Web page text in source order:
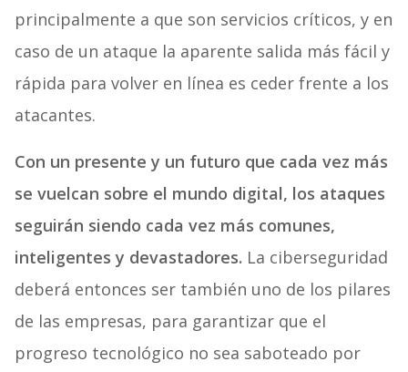
principalmente a que son servicios críticos, y en
caso de un ataque la aparente salida más fácil y
rápida para volver en línea es ceder frente a los
atacantes.
Con un presente y un futuro que cada vez más
se vuelcan sobre el mundo digital, los ataques
seguirán siendo cada vez más comunes,
inteligentes y devastadores. La ciberseguridad
deberá entonces ser también uno de los pilares
de las empresas, para garantizar que el
progreso tecnológico no sea saboteado por